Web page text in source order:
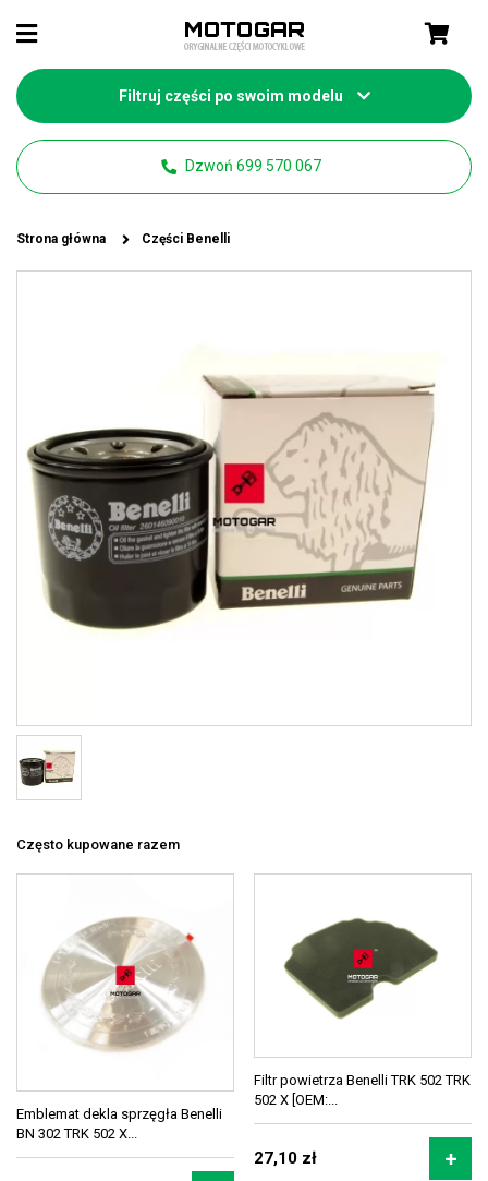
Filtruj części po swoim modelu
Dzwoń 699 570 067
Strona główna Części Benelli
Często kupowane razem
Emblemat dekla sprzęgła Benelli
BN 302 TRK 502 X...
Filtr powietrza Benelli TRK 502 TRK
502 X [OEM:...
27,10 zł